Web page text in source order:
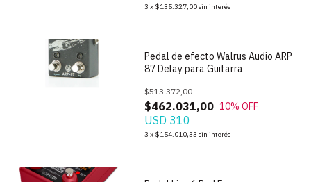
3 x $135.327,00sin interés
Pedal de efecto Walrus Audio ARP
87 Delay para Guitarra
$462.031,00
$513.372,00
10% OFF
USD 310
3 x $154.010,33 sin interés